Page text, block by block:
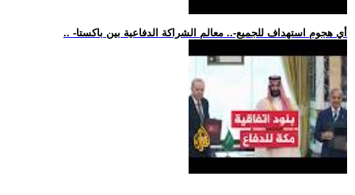
.. -أي هجوم استهداف للجميع-.. معالم الشراكة الدفاعية بين باكستا